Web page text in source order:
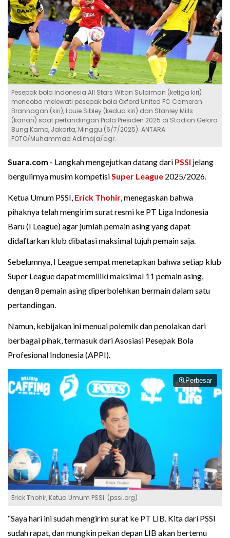
Pesepak bola Indonesia All Stars Witan Sulaiman (ketiga kiri)
mencoba melewati pesepak bola Oxford United FC Cameron
Brannagan (kiri), Louie Sibley (kedua kiri) dan Stanley Mills
(kanan) saat pertandingan Piala Presiden 2025 di Stadion Gelora
Bung Karno, Jakarta, Minggu (6/7/2025). ANTARA
FOTO/Muhammad Adimaja/agr.
Suara.com - Langkah mengejutkan datang dari PSSI jelang
bergulirnya musim kompetisiSuper League 2025/2026.
Ketua Umum PSSI, Erick Thohir, menegaskan bahwa
pihaknya telah mengirim surat resmi ke PT Liga Indonesia
Baru (I League) agar jumlah pemain asing yang dapat
didaftarkan klub dibatasi maksimal tujuh pemain saja.
Sebelumnya, I League sempat menetapkan bahwa setiap klub
Super League dapat memiliki maksimal 11 pemain asing,
dengan 8 pemain asing diperbolehkan bermain dalam satu
pertandingan.
Namun, kebijakan ini menuai polemik dan penolakan dari
berbagai pihak, termasuk dari Asosiasi Pesepak Bola
Profesional Indonesia (APPI).
Perbesar
Erick Thohir, Ketua Umum PSSI. (pssi.org)
“Saya hari ini sudah mengirim surat ke PT LIB. Kita dari PSSI
sudah rapat, dan mungkin pekan depan LIB akan bertemu